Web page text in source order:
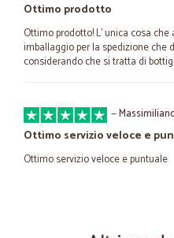
Ottimo prodotto
Ottimo prodotto! L' unica cosa
imballaggio per la spedizione che
considerando che si tratta di
—
Ottimo servizio veloce e
Ottimo servizio veloce e puntuale
Eccellente servizio.